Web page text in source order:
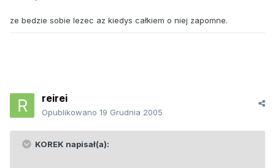
ze bedzie sobie lezec az kiedys całkiem o niej zapomne.
reirei
Opublikowano 19 Grudnia 2005
KOREK napisał(a):